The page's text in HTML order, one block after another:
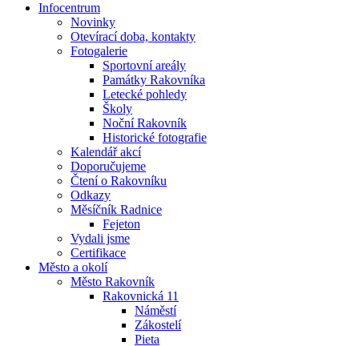
Infocentrum
Novinky
Otevírací doba, kontakty
Fotogalerie
Sportovní areály
Památky Rakovníka
Letecké pohledy
Školy
Noční Rakovník
Historické fotografie
Kalendář akcí
Doporučujeme
Čtení o Rakovníku
Odkazy
Měsíčník Radnice
Fejeton
Vydali jsme
Certifikace
Město a okolí
Město Rakovník
Rakovnická 11
Náměstí
Zákostelí
Pieta